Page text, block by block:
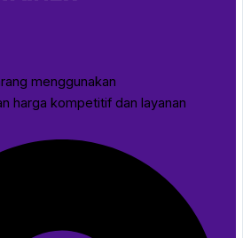
menggunakan
harga kompetitif dan layanan